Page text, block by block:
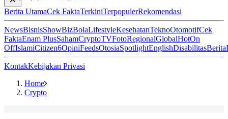
Berita UtamaCek FaktaTerkiniTerpopulerRekomendasi
NewsBisnisShowBizBolaLifestyleKesehatanTeknoOtomotifCek
FaktaEnam PlusSahamCryptoTVFotoRegionalGlobalHotOn
OffIslamiCitizen6OpiniFeedsOtosiaSpotlightEnglishDisabilitasBerita
KontakKebijakan Privasi
Home
Crypto